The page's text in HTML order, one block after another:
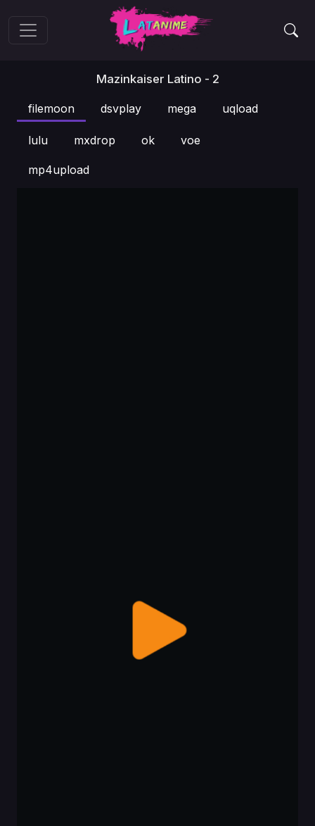
Mazinkaiser Latino - 2
filemoon dsvplay mega uqload
lulu mxdrop ok voe
mp4upload